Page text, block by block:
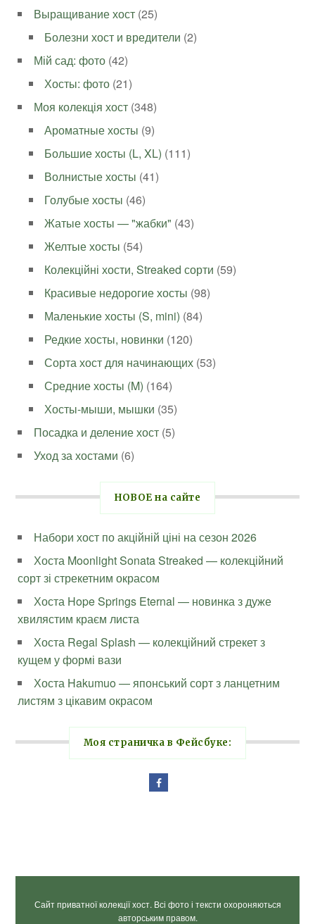
Выращивание хост (25)
Болезни хост и вредители (2)
Мій сад: фото (42)
Хосты: фото (21)
Моя колекція хост (348)
Ароматные хосты (9)
Большие хосты (L, XL) (111)
Волнистые хосты (41)
Голубые хосты (46)
Жатые хосты — "жабки" (43)
Желтые хосты (54)
Колекційні хости, Streaked сорти (59)
Красивые недорогие хосты (98)
Маленькие хосты (S, mini) (84)
Редкие хосты, новинки (120)
Сорта хост для начинающих (53)
Средние хосты (M) (164)
Хосты-мыши, мышки (35)
Посадка и деление хост (5)
Уход за хостами (6)
НОВОЕ на сайте
Набори хост по акційній ціні на сезон 2026
Хоста Moonlight Sonata Streaked — колекційний
сорт зі стрекетним окрасом
Хоста Hope Springs Eternal — новинка з дуже
хвилястим краєм листа
Хоста Regal Splash — колекційний стрекет з
кущем у формі вази
Хоста Hakumuo — японський сорт з ланцетним
листям з цікавим окрасом
Моя страничка в Фейсбуке:
Сайт приватної колекції хост. Всі фото і тексти охороняються
авторським правом.